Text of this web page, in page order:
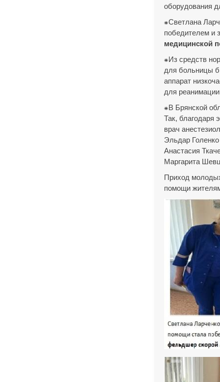
оборудования
⁕Светлана
победителем и
медицинской
⁕Из средств
для больницы
аппарат
для
⁕В Брянской
Так, благодаря
врач
Эльдар
Анастасия
Маргарита
Приход
помощи